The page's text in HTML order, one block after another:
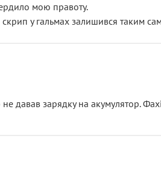
мою правоту.
у гальмах залишився таким
потрібно міняти разом із
міняв у вас стартер, і тоді
і попросили не
вже не здаються дрібницями.
давав зарядку на акумулятор.